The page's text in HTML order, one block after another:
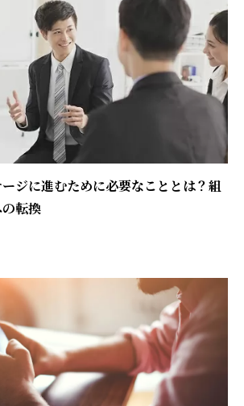
ジに進むために必要なこととは？組
転換